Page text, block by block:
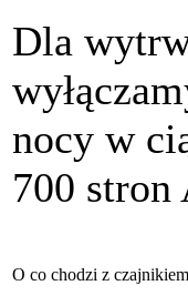
Dla
nocy w
700 stron
O co chodzi z